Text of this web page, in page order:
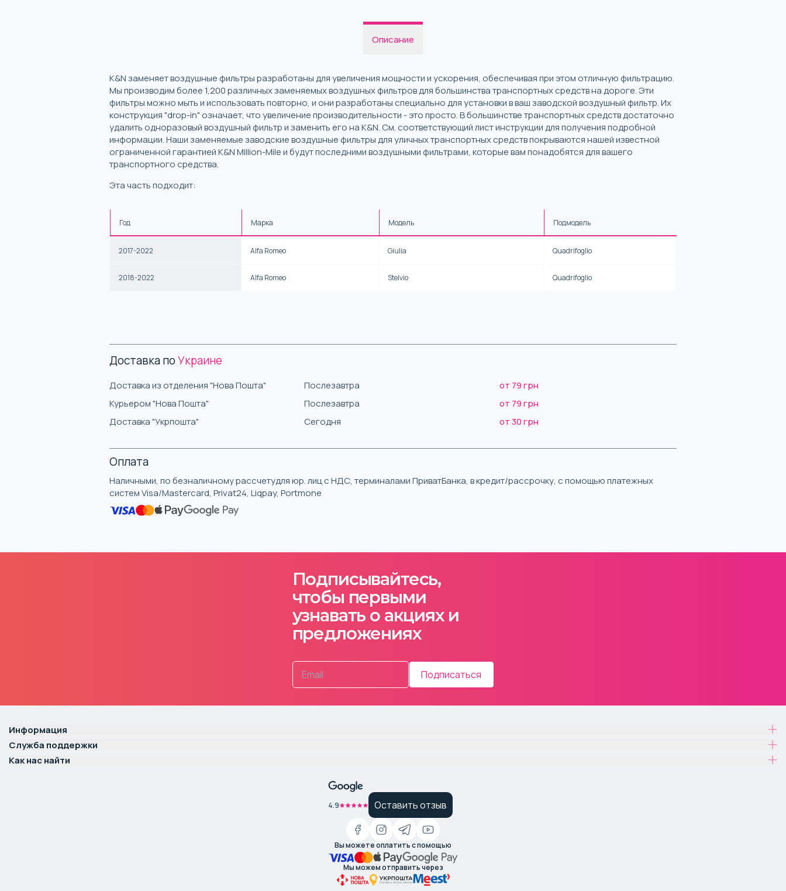
Описание
K&N заменяет воздушные фильтры разработаны для увеличения мощности и ускорения, обеспечивая при этом отличную фильтрацию.
Мы производим более 1,200 различных заменяемых воздушных фильтров для большинства транспортных средств на дороге. Эти
фильтры можно мыть и использовать повторно, и они разработаны специально для установки в ваш заводской воздушный фильтр. Их
конструкция "drop-in" означает, что увеличение производительности - это просто. В большинстве транспортных средств достаточно
удалить одноразовый воздушный фильтр и заменить его на K&N. См. соответствующий лист инструкции для получения подробной
информации. Наши заменяемые заводские воздушные фильтры для уличных транспортных средств покрываются нашей известной
ограниченной гарантией K&N Million-Mile и будут последними воздушными фильтрами, которые вам понадобятся для вашего
транспортного средства.
Эта часть подходит:
Год Марка Модель Подмодель
2017-2022 Alfa Romeo Giulia Quadrifoglio
2018-2022 Alfa Romeo Stelvio Quadrifoglio
Доставка поУкраине
Доставка из отделения "Нова Пошта" Послезавтра
от 79 грн
Курьером "Нова Пошта"
Послезавтра
от 79 грн
Доставка "Укрпошта"
Сегодня от 30 грн
Оплата
Наличными, по безналичному рассчетудля юр. лиц с НДС, терминалами ПриватБанка, в кредит/рассрочку, с помощью платежных
систем Visa/Mastercard, Privat24, Liqpay, Portmone
Подписывайтесь,
чтобы первыми
узнавать о акциях и
предложениях
Подписаться
Информация
Служба поддержки
Как нас найти
4.9 Оставить отзыв
Вы можете оплатить с помощью
Мы можем отправить через